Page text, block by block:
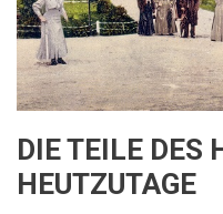
DIE TEILE DES
HEUTZUTAGE